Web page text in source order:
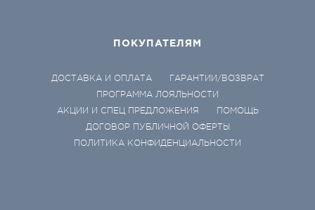
ПОКУПАТЕЛЯМ
ДОСТАВКА И ОПЛАТА
ГАРАНТИИ/ВОЗВРАТ
ПРОГРАММА ЛОЯЛЬНОСТИ
АКЦИИ И СПЕЦ ПРЕДЛОЖЕНИЯ
ПОМОЩЬ
ДОГОВОР ПУБЛИЧНОЙ ОФЕРТЫ
ПОЛИТИКА КОНФИДЕНЦИАЛЬНОСТИ